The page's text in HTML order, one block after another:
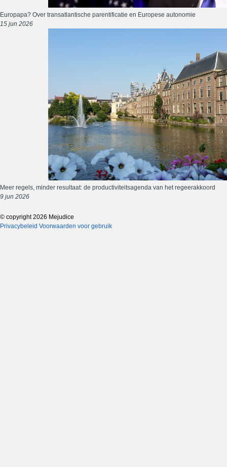
Europapa? Over transatlantische parentificatie en Europese autonomie
15 jun 2026
Meer regels, minder resultaat: de productiviteitsagenda van het regeerakkoord
9 jun 2026
© copyright 2026 Mejudice
Privacybeleid Voorwaarden voor gebruik